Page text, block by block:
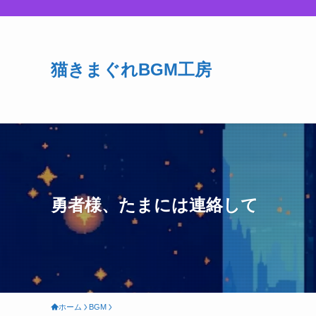
猫きまぐれBGM工房
勇者様、たまには連絡して
ホーム BGM